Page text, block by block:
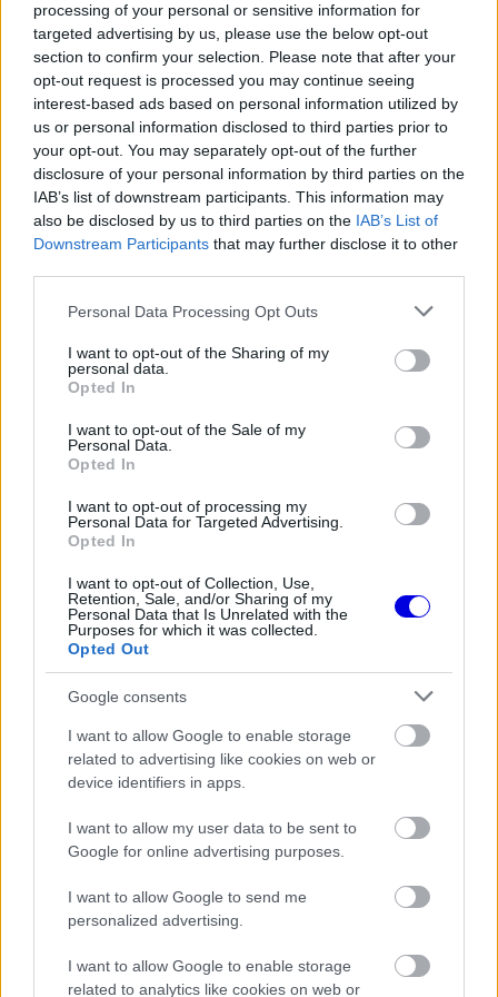
processing of your personal or sensitive information for
targeted advertising by us, please use the below opt-out
section to confirm your selection. Please note that after your
opt-out request is processed you may continue seeing
interest-based ads based on personal information utilized by
us or personal information disclosed to third parties prior to
your opt-out. You may separately opt-out of the further
disclosure of your personal information by third parties on the
IAB’s list of downstream participants. This information may
also be disclosed by us to third parties on the IAB’s List of
Downstream Participants that may further disclose it to other
Please note that this website/app uses one or more Google
not limited to your visit or usage behaviour. You may click to
grant or deny consent to Google and its third-party tags to
use your data for below specified purposes in below Google
consent section.
Personal Data Processing Opt Outs
I want to opt-out of the Sharing of my
personal data.
Opted In
I want to opt-out of the Sale of my
Personal Data.
Opted In
I want to opt-out of processing my
Personal Data for Targeted Advertising.
Opted In
I want to opt-out of Collection, Use,
Retention, Sale, and/or Sharing of my
Personal Data that Is Unrelated with the
Purposes for which it was collected.
Opted Out
Google consents
I want to allow Google to enable storage
related to advertising like cookies on web or
device identifiers in apps.
I want to allow my user data to be sent to
Google for online advertising purposes.
I want to allow Google to send me
personalized advertising.
I want to allow Google to enable storage
related to analytics like cookies on web or
Video
Player
loading.
This
is
a
modal
window.
The media could not be loaded, either because
the server or network failed or because the format
is not supported.
Fékprobléma a háttérben?
A verseny elején még nem látszott, hogy komoly
vált a probléma az első tengelynél. A gyanú
szerint a fékrendszerrel lehetett valami, ám ezt a
Ducati egyelőre nem erősítette meg hivatalosan.
EZEKET IS AJÁNLJUK
suttognak a Red Bullnál
A McLaren korábbi szerelője
kitálalt Hamilton F1-es
debütálásáról
Kellemetlen meglepetés érte a
nyári szünetben a Forma–1-es